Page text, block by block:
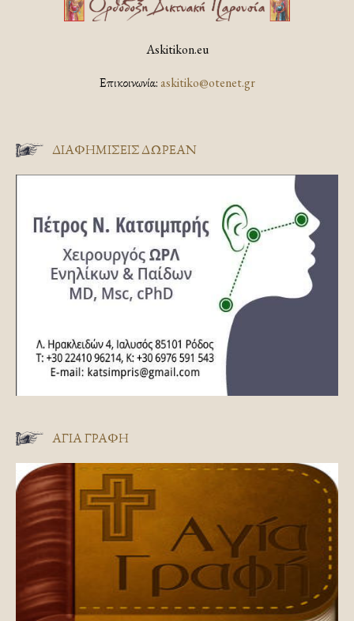
Askitikon.eu
Επικοινωνία:askitiko@otenet.gr
ΔΙΑΦΗΜΊΣΕΙΣ ΔΩΡΕΆΝ
ΑΓΊΑ ΓΡΑΦΉ